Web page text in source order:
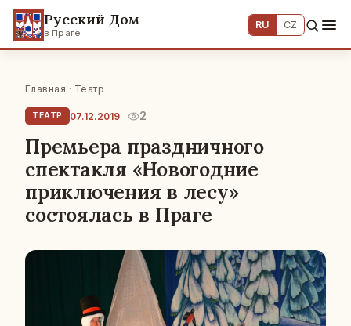
Русский Дом
в Праге
RU CZ
Главная · Театр
ТЕАТР 07.12.2019 2
Премьера праздничного
спектакля «Новогодние
приключения в лесу»
состоялась в Праге